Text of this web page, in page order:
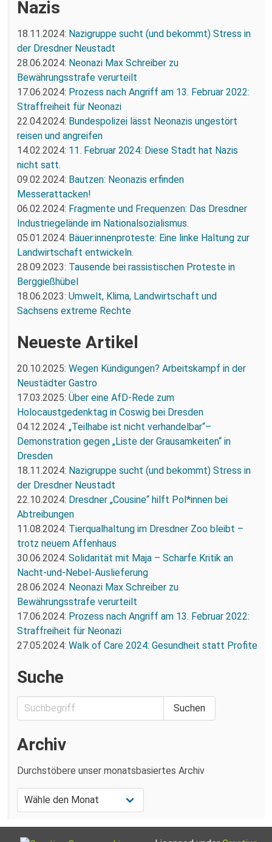
Nazis
18.11.2024: Nazigruppe sucht (und bekommt) Stress in
der Dresdner Neustadt
28.06.2024: Neonazi Max Schreiber zu
Bewährungsstrafe verurteilt
17.06.2024: Prozess nach Angriff am 13. Februar 2022:
Straffreiheit für Neonazi
22.04.2024: Bundespolizei lässt Neonazis ungestört
reisen und angreifen
14.02.2024: 11. Februar 2024: Diese Stadt hat Nazis
nicht satt.
09.02.2024: Bautzen: Neonazis erfinden
Messerattacken!
06.02.2024: Fragmente und Frequenzen: Das Dresdner
Industriegelände im Nationalsozialismus.
05.01.2024: Bäuer:innenproteste: Eine linke Haltung zur
Landwirtschaft entwickeln.
28.09.2023: Tausende bei rassistischen Proteste in
Berggießhübel
18.06.2023: Umwelt, Klima, Landwirtschaft und
Sachsens extreme Rechte
Neueste Artikel
20.10.2025: Wegen Kündigungen? Arbeitskampf in der
Neustädter Gastro
17.03.2025: Über eine AfD-Rede zum
Holocaustgedenktag in Coswig bei Dresden
04.12.2024: „Teilhabe ist nicht verhandelbar“–
Demonstration gegen „Liste der Grausamkeiten“ in
Dresden
18.11.2024: Nazigruppe sucht (und bekommt) Stress in
der Dresdner Neustadt
22.10.2024: Dresdner „Cousine“ hilft Pol*innen bei
Abtreibungen
11.08.2024: Tierqualhaltung im Dresdner Zoo bleibt –
trotz neuem Affenhaus
30.06.2024: Solidarität mit Maja – Scharfe Kritik an
Nacht-und-Nebel-Auslieferung
28.06.2024: Neonazi Max Schreiber zu
Bewährungsstrafe verurteilt
17.06.2024: Prozess nach Angriff am 13. Februar 2022:
Straffreiheit für Neonazi
27.05.2024: Walk of Care 2024: Gesundheit statt Profite
Suche
Archiv
Durchstöbere unser monatsbasiertes Archiv